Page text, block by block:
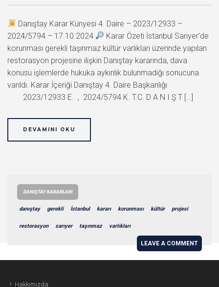
Danıştay Karar Künyesi 4. Daire – 2023/12933 –
2024/5794 – 17.10.2024
Karar Özeti İstanbul Sarıyer’de
korunması gerekli taşınmaz kültür varlıkları üzerinde yapılan
restorasyon projesine ilişkin Danıştay kararında, dava
konusu işlemlerde hukuka aykırılık bulunmadığı sonucuna
varıldı. Karar İçeriği Danıştay 4. Daire Başkanlığı
2023/12933 E. , 2024/5794 K. T.C. D A N I Ş T […]
DEVAMINI OKU
DANIŞTAY KARARLARI
danıştay gerekli İstanbul kararı korunması kültür projesi
restorasyon sarıyer taşınmaz varlıkları
LEAVE A COMMENT
Hakkımızda